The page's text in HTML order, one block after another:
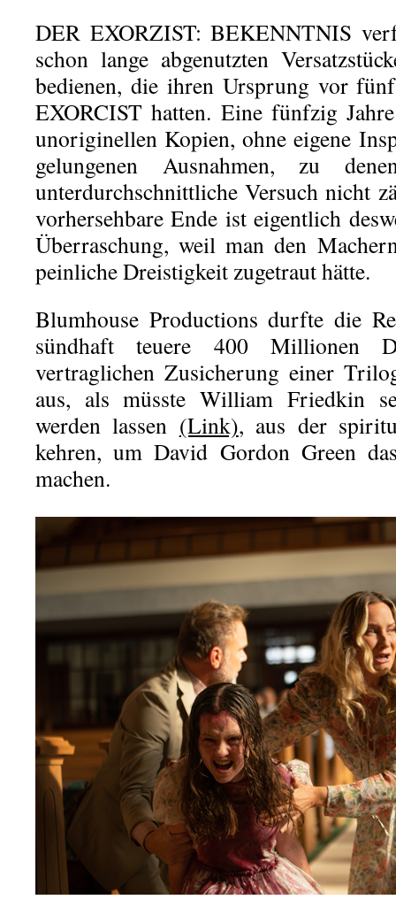
DER EXORZIST: BEKENNTNIS
schon lange abgenutzten
bedienen, die ihren Ursprung vor
EXORCIST hatten. Eine fünfzig
unoriginellen Kopien, ohne eigene
gelungenen Ausnahmen, zu
unterdurchschnittliche Versuch nicht
vorhersehbare Ende ist eigentlich
Überraschung, weil man den
peinliche Dreistigkeit zugetraut hätte.
Blumhouse Productions durfte die
sündhaft teuere 400 Millionen
vertraglichen Zusicherung einer
aus, als müsste William Friedkin
werden lassen (Link), aus der
kehren, um David Gordon Green
machen.